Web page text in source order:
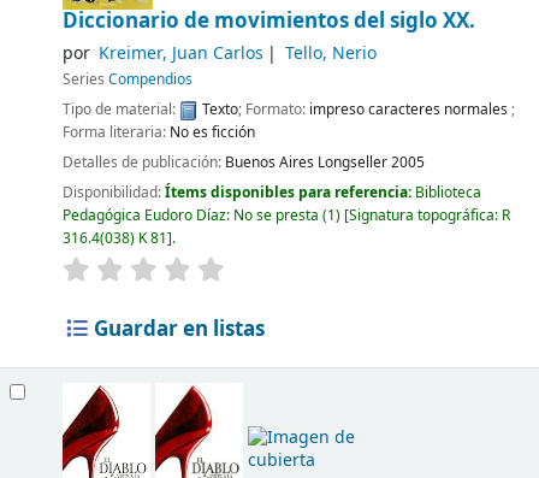
Diccionario de movimientos del siglo XX.
por Kreimer, Juan Carlos Tello, Nerio
Series Compendios
Tipo de material:
Texto; Formato: impreso caracteres normales ;
Forma literaria: No es ficción
Detalles de publicación: Buenos Aires Longseller2005
Disponibilidad:Ítems disponibles para referencia: Biblioteca
Pedagógica Eudoro Díaz: No se presta (1) Signatura topográfica: R
316.4(038) K 81 .
Guardar en listas